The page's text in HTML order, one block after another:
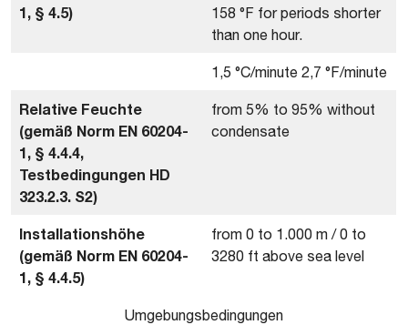
1, § 4.5)
158 °F for periods shorter
than one hour.
1,5 °C/minute 2,7 °F/minute
Relative Feuchte
(gemäß Norm EN 60204-
1, § 4.4.4,
Testbedingungen HD
323.2.3. S2)
from 5% to 95% without
condensate
Installationshöhe
(gemäß Norm EN 60204-
1, § 4.4.5)
from 0 to 1.000 m / 0 to
3280 ft above sea level
Umgebungsbedingungen